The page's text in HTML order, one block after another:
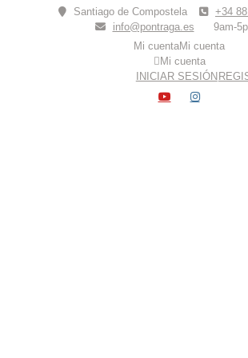
Santiago de Compostela
+34
info@pontraga.es
9am-
Mi cuentaMi cuenta
Mi cuenta
INICIAR SESIÓN
YOUTUBE